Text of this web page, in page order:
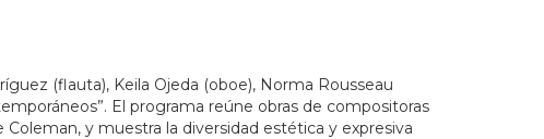
(flauta), Keila Ojeda (oboe), Norma Rousseau
El programa reúne obras de compositoras
y muestra la diversidad estética y expresiva